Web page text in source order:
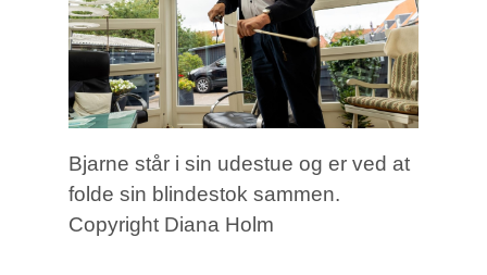
Bjarne står i sin udestue og er ved at
folde sin blindestok sammen.
Copyright Diana Holm